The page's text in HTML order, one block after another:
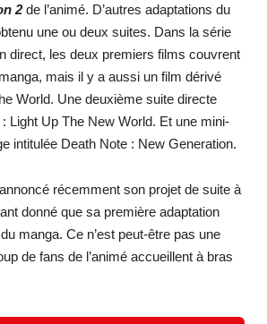
2de l’animé. D’autres adaptations du
une ou deux suites. Dans la série
direct, les deux premiers films couvrent
mais il y a aussi un film dérivé
World. Une deuxième suite directe
Light Up The New World. Et une mini-
intitulée Death Note : New Generation.
récemment son projet de suite à
donné que sa première adaptation
manga. Ce n’est peut-être pas une
de fans de l’animé accueillent à bras